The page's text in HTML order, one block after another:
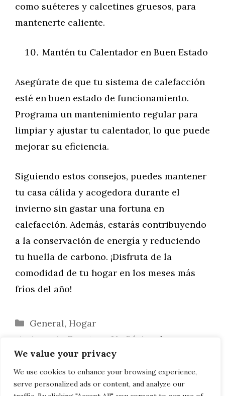
We value your privacy
We use cookies to enhance your browsing experience,
serve personalized ads or content, and analyze our
como suéteres y calcetines gruesos, para
mantenerte caliente.
Mantén tu Calentador en Buen Estado
Asegúrate de que tu sistema de calefacción
esté en buen estado de funcionamiento.
Programa un mantenimiento regular para
limpiar y ajustar tu calentador, lo que puede
mejorar su eficiencia.
Siguiendo estos consejos, puedes mantener
tu casa cálida y acogedora durante el
invierno sin gastar una fortuna en
calefacción. Además, estarás contribuyendo
a la conservación de energía y reduciendo
tu huella de carbono. ¡Disfruta de la
comodidad de tu hogar en los meses más
fríos del año!
Categorías
General, Hogar
Armario Zapatero: Un Básico de
Almacenaje del Diseño de Interiores
Chimeneas Eléctricas: Calidez y Diseño
para Tu Hogar